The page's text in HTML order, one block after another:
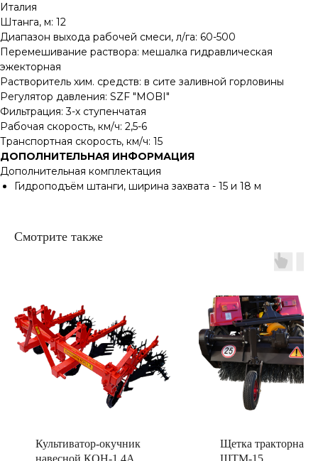
Италия
Штанга, м: 12
Диапазон выхода рабочей смеси, л/га: 60-500
Перемешивание раствора: мешалка гидравлическая
эжекторная
Растворитель хим. средств: в сите заливной горловины
Регулятор давления: SZF "MOBI"
Фильтрация: 3-х ступенчатая
Рабочая скорость, км/ч: 2,5-6
Транспортная скорость, км/ч: 15
ДОПОЛНИТЕЛЬНАЯ ИНФОРМАЦИЯ
Дополнительная комплектация
Гидроподъём штанги, ширина захвата - 15 и 18 м
Смотрите также
Культиватор-окучник
Щетка тракторная